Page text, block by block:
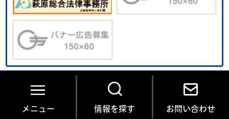
メニュー 情報を探す お問い合わせ